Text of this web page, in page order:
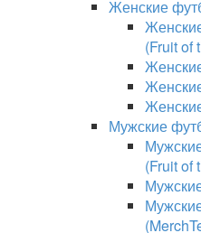
Женские
(Fruit of
Мужские
(Fruit of